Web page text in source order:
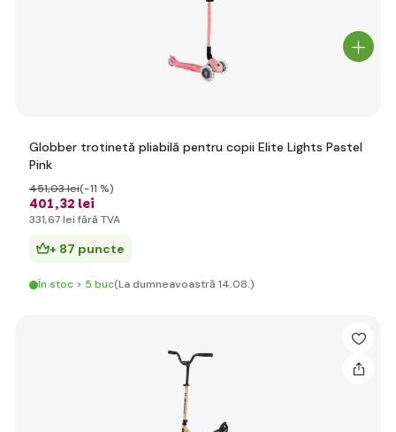
Globber trotinetă pliabilă pentru copii Elite Lights Pastel
Pink
401,32 lei
451,03 lei(-11 %)
331,67 lei fără TVA
+ 87 puncte
În stoc > 5 buc(La dumneavoastră 14.08.)